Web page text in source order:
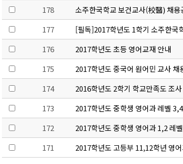
178
소주한국학교 보건교사(校醫) 채용
177
[필독]2017학년도 1학기 소주한국
176
2017학년도 초등 영어교재 안내
175
2017학년도 중국어 원어민 교사 채
174
2016학년도 2학기 학교만족도 조
173
2017학년도 중학생 영어과 레벨
172
2017학년도 중학생 영어과 1,2 레
171
2017학년도 고등부 11,12학년 영